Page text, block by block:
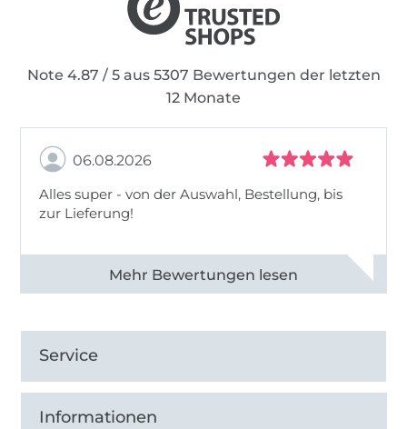
Note 4.87 / 5 aus 5307 Bewertungen der letzten
12 Monate
06.08.2026
Alles super - von der Auswahl, Bestellung, bis
zur Lieferung!
Alle 82968 Bewertungen ansehen
Service
Informationen